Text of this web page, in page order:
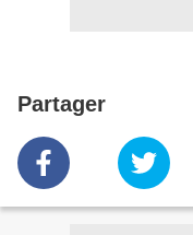
Partager